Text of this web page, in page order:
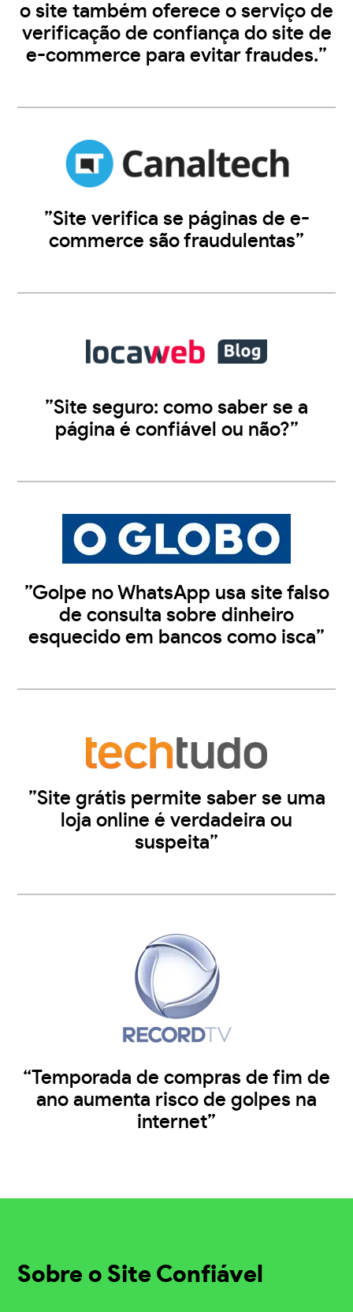
o site também oferece o serviço de
verificação de confiança do site de
e-commerce para evitar fraudes.”
”Site verifica se páginas de e-
commerce são fraudulentas”
”Site seguro: como saber se a
página é confiável ou não?”
”Golpe no WhatsApp usa site falso
de consulta sobre dinheiro
esquecido em bancos como isca”
”Site grátis permite saber se uma
loja online é verdadeira ou
suspeita”
“Temporada de compras de fim de
ano aumenta risco de golpes na
internet”
Sobre o Site Confiável